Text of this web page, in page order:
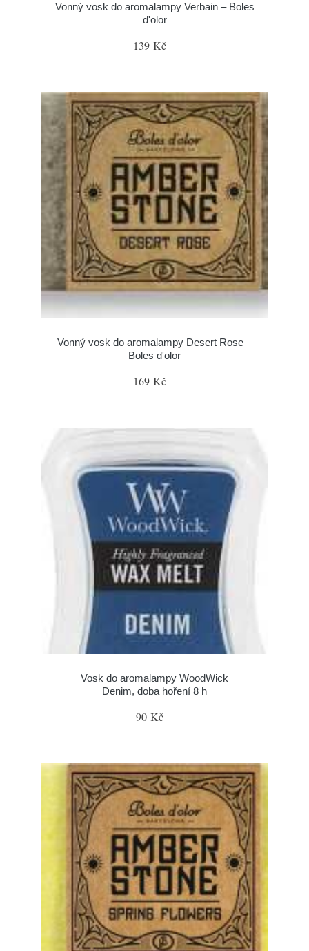
Vonný vosk do aromalampy Verbain – Boles
d'olor
139 Kč
Vonný vosk do aromalampy Desert Rose –
Boles d'olor
169 Kč
Vosk do aromalampy WoodWick
Denim, doba hoření 8 h
90 Kč